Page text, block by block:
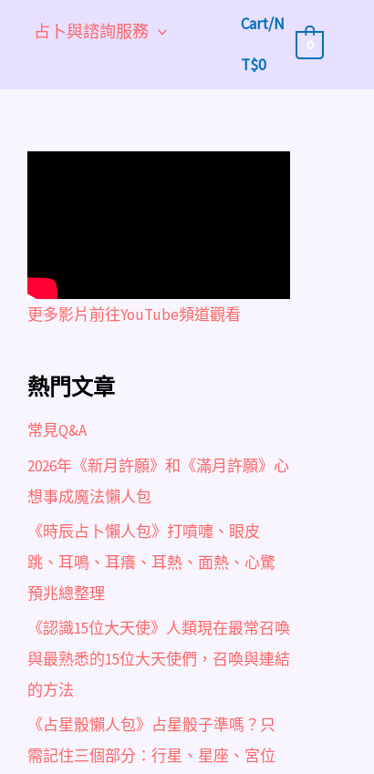
占卜與諮詢服務
Cart/N
T$0
0
更多影片前往YouTube頻道觀看
熱門文章
常見Q&A
2026年《新月許願》和《滿月許願》心
想事成魔法懶人包
《時辰占卜懶人包》打噴嚏、眼皮
跳、耳鳴、耳癢、耳熱、面熱、心驚
預兆總整理
《認識15位大天使》人類現在最常召喚
與最熟悉的15位大天使們，召喚與連結
的方法
《占星骰懶人包》占星骰子準嗎？只
需記住三個部分：行星、星座、宮位